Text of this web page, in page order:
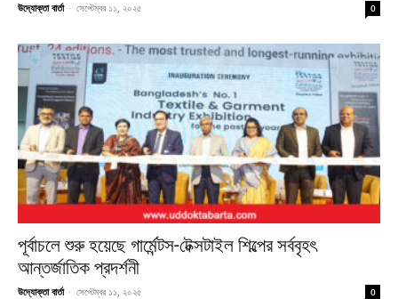
উদ্যোক্তা বার্তা - সেপ্টেম্বর ১১, ২০২৫ 0
পূর্বাচলে শুরু হয়েছে গার্মেন্টস-টেক্সটাইল শিল্পের সর্ববৃহৎ
আন্তর্জাতিক প্রদর্শনী
উদ্যোক্তা বার্তা - সেপ্টেম্বর ১১, ২০২৫ 0